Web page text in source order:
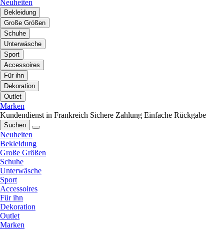
Neuheiten
Bekleidung
Große Größen
Schuhe
Unterwäsche
Sport
Accessoires
Für ihn
Dekoration
Outlet
Marken
Kundendienst in Frankreich Sichere Zahlung Einfache Rückgabe
Suchen
Neuheiten
Bekleidung
Große Größen
Schuhe
Unterwäsche
Sport
Accessoires
Für ihn
Dekoration
Outlet
Marken